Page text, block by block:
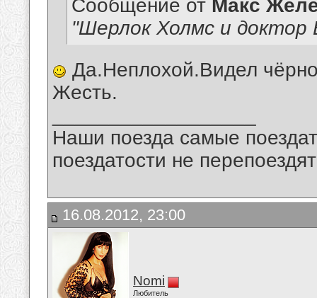
Сообщение от Макс
"Шерлок Холмс и
Да.Неплохой.Видел
Жесть.
Наши поезда самые
поездатости не
16.08.2012, 23:00
Nomi
Любитель